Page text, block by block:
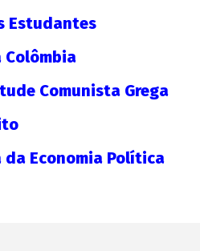
Estudantes
Comunista Grega
Economia Política